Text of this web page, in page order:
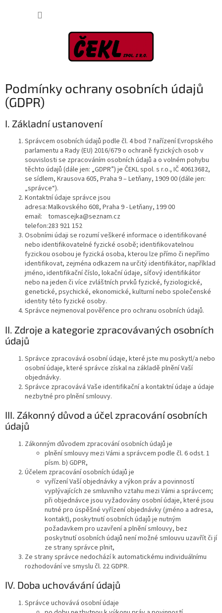
Podmínky ochrany osobních údajů
(GDPR)
I. Základní ustanovení
Správcem osobních údajů podle čl. 4 bod 7 nařízení Evropského
parlamentu a Rady (EU) 2016/679 o ochraně fyzických osob v
souvislosti se zpracováním osobních údajů a o volném pohybu
těchto údajů (dále jen: „GDPR”) je ČEKL spol. s r.o., IČ 40613682,
se sídlem, Krausova 605, Praha 9 – Letňany, 1909 00 (dále jen:
„správce“).
Kontaktní údaje správce jsou
adresa:Malkovského 608, Praha 9 - Letňany, 199 00
email:
tomascejka@seznam.cz
telefon:283 921 152
Osobními údaji se rozumí veškeré informace o identifikované
nebo identifikovatelné fyzické osobě; identifikovatelnou
fyzickou osobou je fyzická osoba, kterou lze přímo či nepřímo
identifikovat, zejména odkazem na určitý identifikátor, například
jméno, identifikační číslo, lokační údaje, síťový identifikátor
nebo na jeden či více zvláštních prvků fyzické, fyziologické,
genetické, psychické, ekonomické, kulturní nebo společenské
identity této fyzické osoby.
Správce nejmenoval pověřence pro ochranu osobních údajů.
II. Zdroje a kategorie zpracovávaných osobních
údajů
Správce zpracovává osobní údaje, které jste mu poskytl/a nebo
osobní údaje, které správce získal na základě plnění Vaší
objednávky.
Správce zpracovává Vaše identifikační a kontaktní údaje a údaje
nezbytné pro plnění smlouvy.
III. Zákonný důvod a účel zpracování osobních
údajů
Zákonným důvodem zpracování osobních údajů je
plnění smlouvy mezi Vámi a správcem podle čl. 6 odst. 1
písm. b) GDPR,
Účelem zpracování osobních údajů je
vyřízení Vaší objednávky a výkon práv a povinností
vyplývajících ze smluvního vztahu mezi Vámi a správcem;
při objednávce jsou vyžadovány osobní údaje, které jsou
nutné pro úspěšné vyřízení objednávky (jméno a adresa,
kontakt), poskytnutí osobních údajů je nutným
požadavkem pro uzavření a plnění smlouvy, bez
poskytnutí osobních údajů není možné smlouvu uzavřít či jí
ze strany správce plnit,
Ze strany správce nedochází k automatickému individuálnímu
rozhodování ve smyslu čl. 22 GDPR.
IV. Doba uchovávání údajů
Správce uchovává osobní údaje